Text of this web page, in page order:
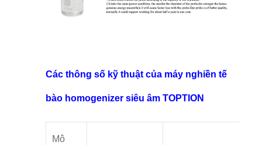
Các thông số kỹ thuật của máy nghiền tế
bào homogenizer siêu âm TOPTION
Mô